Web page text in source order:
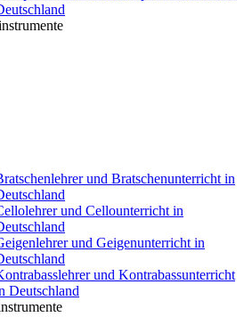
und Bratschenunterricht in
und Cellounterricht in
und Geigenunterricht in
und Kontrabassunterricht
Deutschland